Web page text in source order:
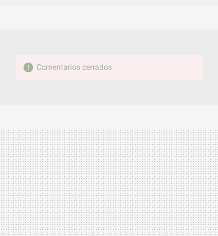
FACEBOOKTWITTERFLIPBOARD
E-
WHATSAPP
Comentarios cerrados